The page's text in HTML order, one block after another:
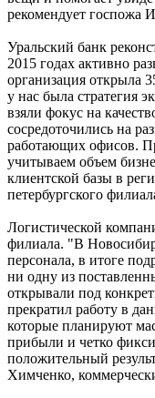
рекомендует госпожа
Уральский банк
2015 годах активно
организация открыла
у нас была стратегия
взяли фокус на
сосредоточились на
работающих офисов.
учитываем объем
клиентской базы в
петербургского
Логистической
филиала. "В
персонала, в итоге
ни одну из
открывали под
прекратил работу в
которые планируют
прибыли и четко
положительный
Химченко,